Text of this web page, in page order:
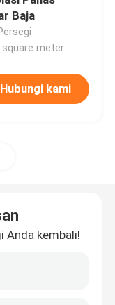
Baja
square meter
Hubungi kami
Anda kembali!